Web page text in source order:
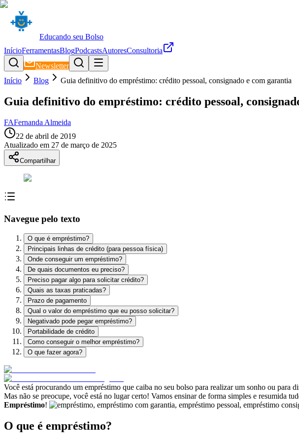
Educando seu Bolso
InícioFerramentasBlogPodcastsAutoresConsultoria
Newsletter
Início
Blog Guia definitivo do empréstimo: crédito pessoal, consignado e com garantia
Guia definitivo do empréstimo: crédito pessoal,
FAFernanda Almeida
22 de abril de 2019
Atualizado em 27 de março de 2025
Compartilhar
Navegue pelo texto
O que é empréstimo?
Principais linhas de crédito (para pessoa física)
Onde conseguir um empréstimo?
De quais documentos eu preciso?
Preciso pagar algo para solicitar crédito?
Quais as taxas praticadas?
Prazo de pagamento
Qual o valor do empréstimo que eu posso solicitar?
Negativado pode pegar empréstimo?
Portabilidade de crédito
Como conseguir o melhor empréstimo?
O que fazer agora?
Você está procurando um empréstimo que caiba no seu bolso para realizar um sonho ou para
Mas não se preocupe, você está no lugar certo! Vamos ensinar de forma simples e resumida
Empréstimo!
O que é empréstimo?